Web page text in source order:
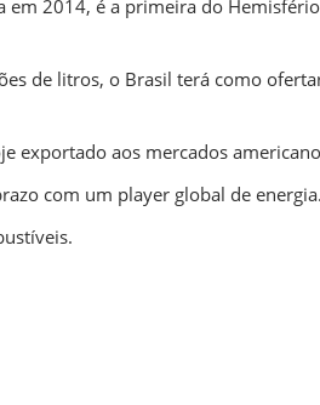
em 2014, é a primeira do
de litros, o Brasil terá como
exportado aos mercados
com um player global de energia.